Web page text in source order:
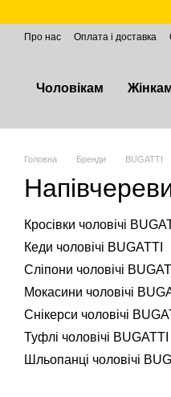
Про нас Оплата і доставка
Чоловікам
Головна Бренди BUGATTІ
Кросівки чоловічі
Кеди чоловічі BUGATTI
Сліпони чоловічі
Мокасини чоловічі
Снікерси чоловічі
Туфлі чоловічі BUGATTI
Шльопанці чоловічі